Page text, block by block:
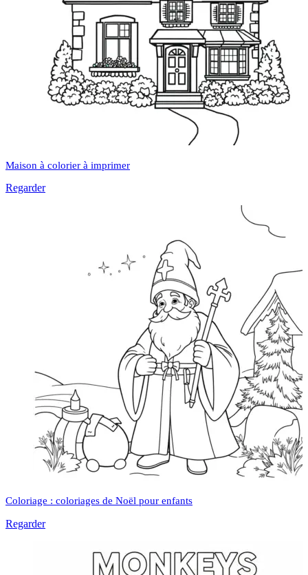
Maison à colorier à imprimer
Regarder
Coloriage : coloriages de Noël pour enfants
Regarder